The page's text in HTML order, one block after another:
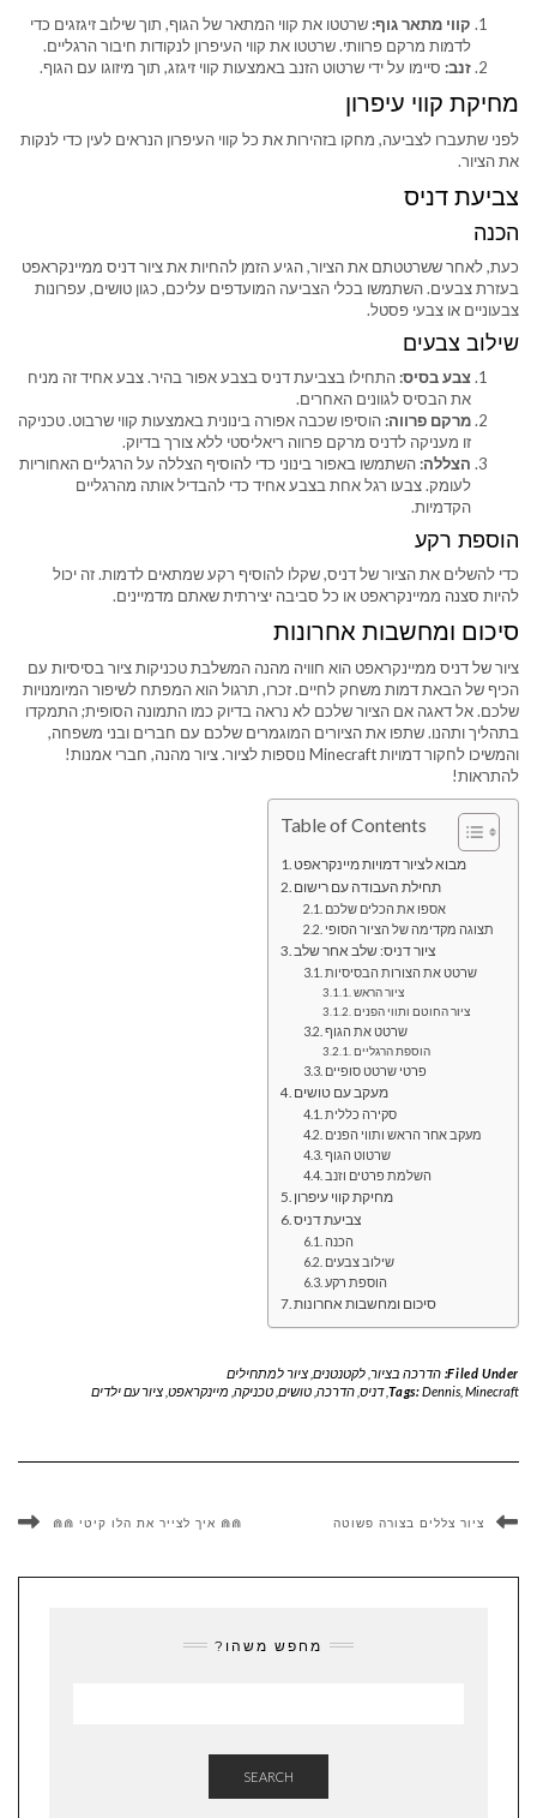
קווי מתאר גוף: שרטטו את קווי המתאר של הגוף, תוך שילוב זיגזגים כדי
לדמות מרקם פרוותי. שרטטו את קווי העיפרון לנקודות חיבור הרגליים.
זנב: סיימו על ידי שרטוט הזנב באמצעות קווי זיגזג, תוך מיזוגו עם הגוף.
מחיקת קווי עיפרון
לפני שתעברו לצביעה, מחקו בזהירות את כל קווי העיפרון הנראים לעין כדי לנקות
את הציור.
צביעת דניס
הכנה
כעת, לאחר ששרטטתם את הציור, הגיע הזמן להחיות את ציור דניס ממיינקראפט
בעזרת צבעים. השתמשו בכלי הצביעה המועדפים עליכם, כגון טושים, עפרונות
צבעוניים או צבעי פסטל.
שילוב צבעים
צבע בסיס: התחילו בצביעת דניס בצבע אפור בהיר. צבע אחיד זה מניח
את הבסיס לגוונים האחרים.
מרקם פרווה: הוסיפו שכבה אפורה בינונית באמצעות קווי שרבוט. טכניקה
זו מעניקה לדניס מרקם פרווה ריאליסטי ללא צורך בדיוק.
הצללה: השתמשו באפור בינוני כדי להוסיף הצללה על הרגליים האחוריות
לעומק. צבעו רגל אחת בצבע אחיד כדי להבדיל אותה מהרגליים
הקדמיות.
הוספת רקע
כדי להשלים את הציור של דניס, שקלו להוסיף רקע שמתאים לדמות. זה יכול
להיות סצנה ממיינקראפט או כל סביבה יצירתית שאתם מדמיינים.
סיכום ומחשבות אחרונות
ציור של דניס ממיינקראפט הוא חוויה מהנה המשלבת טכניקות ציור בסיסיות עם
הכיף של הבאת דמות משחק לחיים. זכרו, תרגול הוא המפתח לשיפור המיומנויות
שלכם. אל דאגה אם הציור שלכם לא נראה בדיוק כמו התמונה הסופית; התמקדו
בתהליך ותהנו. שתפו את הציורים המוגמרים שלכם עם חברים ובני משפחה,
והמשיכו לחקור דמויות Minecraft נוספות לציור. ציור מהנה, חברי אמנות!
להתראות!
Table of Contents
מבוא לציור דמויות מיינקראפט
תחילת העבודה עם רישום
אספו את הכלים שלכם
תצוגה מקדימה של הציור הסופי
ציור דניס: שלב אחר שלב
שרטט את הצורות הבסיסיות
ציור הראש
ציור החוטם ותווי הפנים
שרטט את הגוף
הוספת הרגליים
פרטי שרטט סופיים
מעקב עם טושים
סקירה כללית
מעקב אחר הראש ותווי הפנים
שרטוט הגוף
השלמת פרטים וזנב
מחיקת קווי עיפרון
צביעת דניס
הכנה
שילוב צבעים
הוספת רקע
סיכום ומחשבות אחרונות
Filed Under: הדרכה בציור, לקטנטנים, ציור למתחילים
Tags:Dennis Minecraft
,דניס, הדרכה, טושים, טכניקה, מיינקראפט, ציור עם ילדים
ציור צללים בצורה פשוטה ⋒⋒ איך לצייר את הלו קיטי ⋒⋒
מחפש משהו?
SEARCH